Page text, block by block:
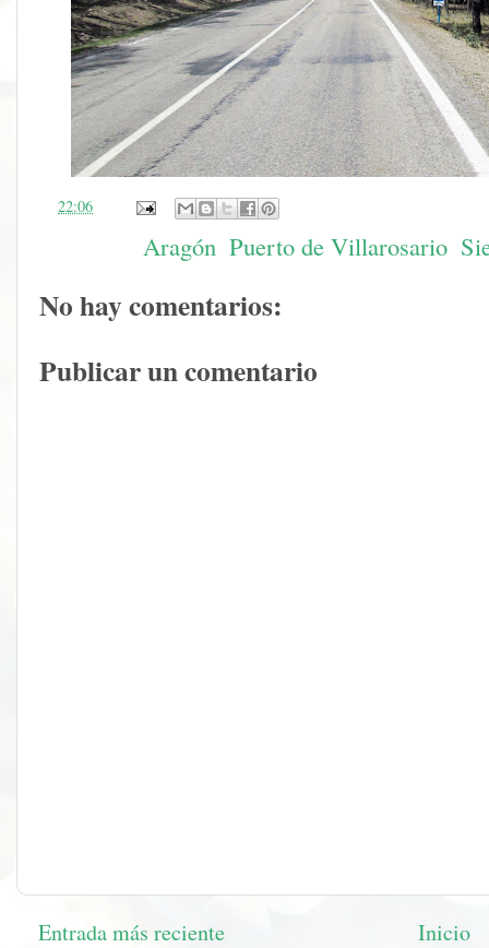
22:06
Aragón Puerto de Villarosario
No hay comentarios:
Publicar un comentario
Entrada más reciente Inicio